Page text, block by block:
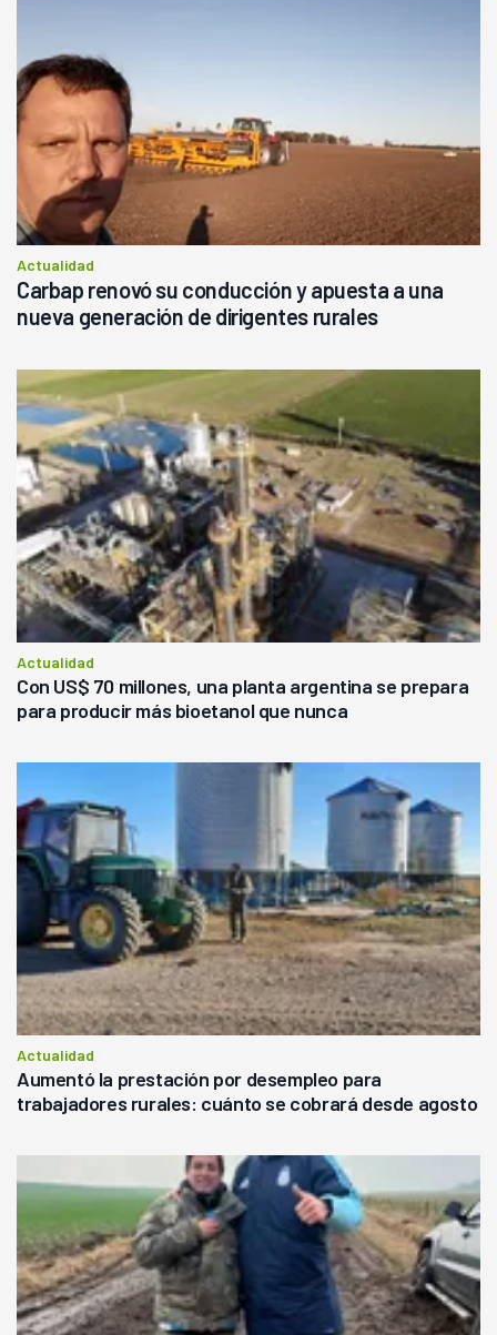
Actualidad
Carbap renovó su conducción y apuesta a una
nueva generación de dirigentes rurales
Actualidad
Con US$ 70 millones, una planta argentina se prepara
para producir más bioetanol que nunca
Actualidad
Aumentó la prestación por desempleo para
trabajadores rurales: cuánto se cobrará desde agosto